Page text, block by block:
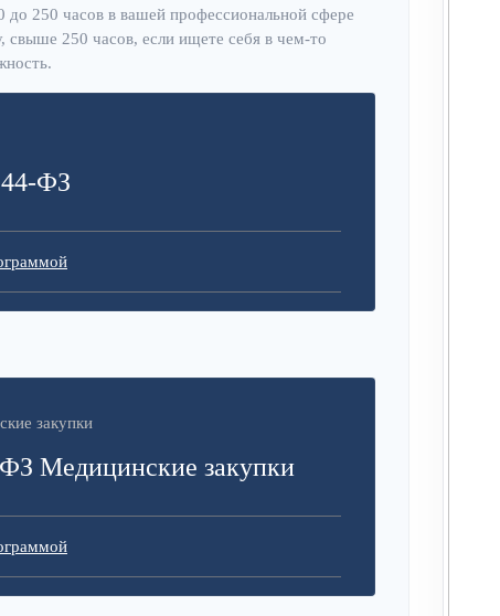
250 часов в вашей профессиональной сфере
свыше 250 часов, если ищете себя в чем-то
44-ФЗ
закупки
Медицинские закупки